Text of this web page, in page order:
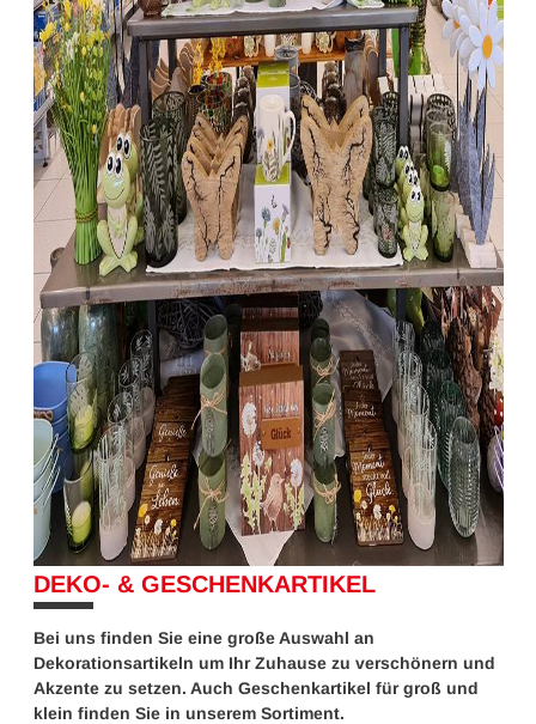
DEKO- & GESCHENKARTIKEL
Bei uns finden Sie eine große Auswahl an
Dekorationsartikeln um Ihr Zuhause zu verschönern und
Akzente zu setzen. Auch Geschenkartikel für groß und
klein finden Sie in unserem Sortiment.